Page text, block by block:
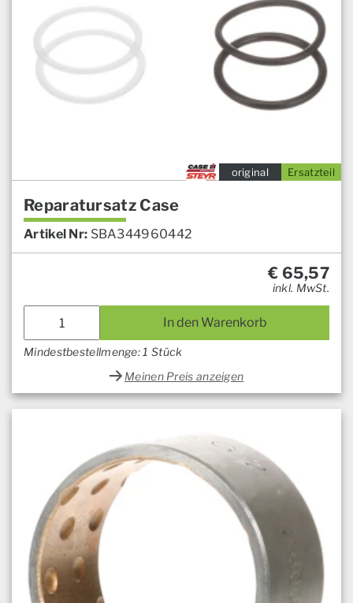
Ersatzteil
original
Reparatursatz Case
Artikel Nr: SBA344960442
€ 65,57
inkl. MwSt.
In den Warenkorb
Mindestbestellmenge: 1 Stück
Meinen Preis anzeigen